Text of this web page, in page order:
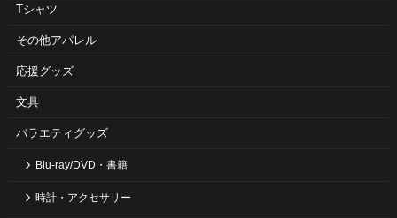
Tシャツ
その他アパレル
応援グッズ
文具
バラエティグッズ
Blu-ray/DVD・書籍
時計・アクセサリー